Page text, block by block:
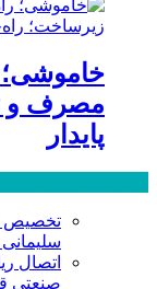
خاموشی؛
مصرف و
پایدار
اتصال
صنعتی